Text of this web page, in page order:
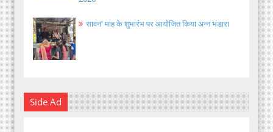
सावन' माह के शुभारंभ पर आयोजित किया अन्न भंडारा
Side Ad